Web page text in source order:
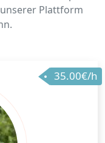
Plattform
35.00€/h